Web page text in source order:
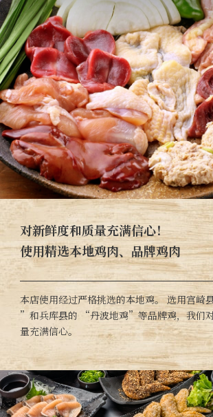
对新鲜度和质量充满信心！
使用精选本地鸡肉、品牌鸡肉
本店使用经过严格挑选的本地鸡。 选用宫崎
”和兵库县的 “丹波地鸡”等品牌鸡，我们
量充满信心。